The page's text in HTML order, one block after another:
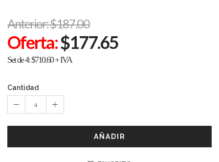
Anterior: $187.00
Oferta:$177.65
Set de 4: $710.60 + IVA
Cantidad
4
AÑADIR